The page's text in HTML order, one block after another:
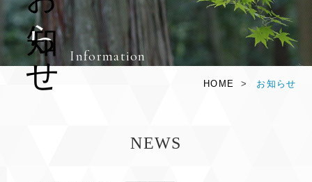
ら
せ Information
HOME > お知らせ
NEWS